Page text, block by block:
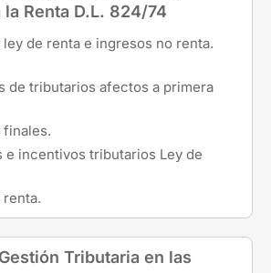
la Renta D.L. 824/74
de renta e ingresos no renta.
de tributarios afectos a primera
finales.
e incentivos tributarios Ley de
renta.
Tributaria en las